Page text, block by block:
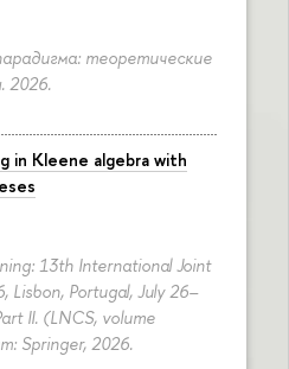
теоретические
2026.
in Kleene algebra with
13th International Joint
Lisbon, Portugal, July 26–
II. (LNCS, volume
Springer, 2026.